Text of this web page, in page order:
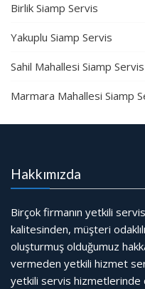
Birlik Siamp Servis
Yakuplu Siamp Servis
Sahil Mahallesi Siamp Servis
Marmara Mahallesi Siamp
Hakkımızda
Birçok firmanın yetkili
kalitesinden, müşteri
oluşturmuş olduğumuz
vermeden yetkili hizmet
yetkili servis hizmetlerinde